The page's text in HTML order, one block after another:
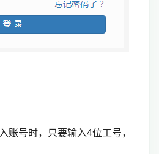
账号时，只要输入4位工号，